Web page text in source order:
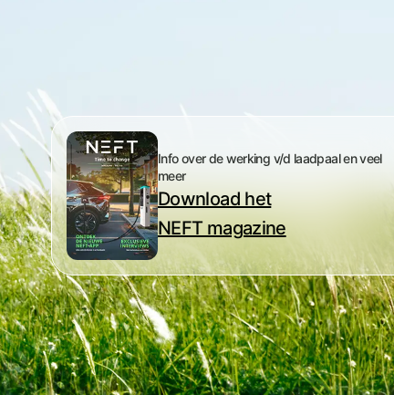
Info over de werking v/d laadpaal en veel
meer
Download het
NEFT magazine